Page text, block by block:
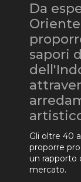
Da
sapori
Gli oltre 40
proporre
un rapporto
mercato.